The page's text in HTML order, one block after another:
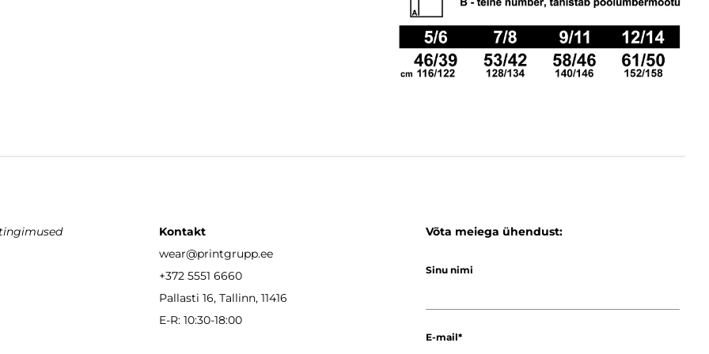
Kontakt
wear@printgrupp.ee
+372 5551 6660
Pallasti 16, Tallinn, 11416
E-R: 10:30-18:00
Võta meiega ühendust:
Sinu nimi
E-mail